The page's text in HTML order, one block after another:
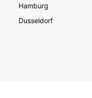
Hamburg
Dusseldorf